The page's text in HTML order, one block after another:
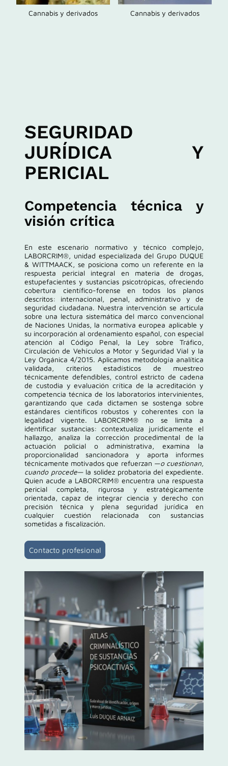
Cannabis y derivados Cannabis y derivados
SEGURIDAD
JURÍDICA Y
PERICIAL
Competencia técnica y
visión crítica
En este escenario normativo y técnico complejo,
LABORCRIM®, unidad especializada del Grupo DUQUE
& WITTMAACK, se posiciona como un referente en la
respuesta pericial integral en materia de drogas,
estupefacientes y sustancias psicotrópicas, ofreciendo
cobertura científico-forense en todos los planos
descritos: internacional, penal, administrativo y de
seguridad ciudadana. Nuestra intervención se articula
sobre una lectura sistemática del marco convencional
de Naciones Unidas, la normativa europea aplicable y
su incorporación al ordenamiento español, con especial
atención al Código Penal, la Ley sobre Tráfico,
Circulación de Vehículos a Motor y Seguridad Vial y la
Ley Orgánica 4/2015. Aplicamos metodología analítica
validada, criterios estadísticos de muestreo
técnicamente defendibles, control estricto de cadena
de custodia y evaluación crítica de la acreditación y
competencia técnica de los laboratorios intervinientes,
garantizando que cada dictamen se sostenga sobre
estándares científicos robustos y coherentes con la
legalidad vigente. LABORCRIM® no se limita a
identificar sustancias: contextualiza jurídicamente el
hallazgo, analiza la corrección procedimental de la
actuación policial o administrativa, examina la
proporcionalidad sancionadora y aporta informes
técnicamente motivados que refuerzan —o cuestionan,
cuando procede— la solidez probatoria del expediente.
Quien acude a LABORCRIM® encuentra una respuesta
pericial completa, rigurosa y estratégicamente
orientada, capaz de integrar ciencia y derecho con
precisión técnica y plena seguridad jurídica en
cualquier cuestión relacionada con sustancias
sometidas a fiscalización.
Contacto profesional